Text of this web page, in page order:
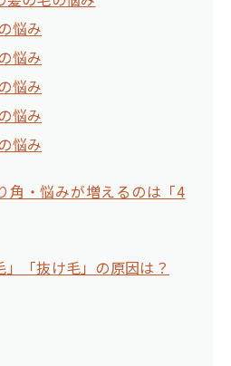
悩み
悩み
悩み
悩み
悩み
角・悩みが増えるのは「4
「抜け毛」の原因は？